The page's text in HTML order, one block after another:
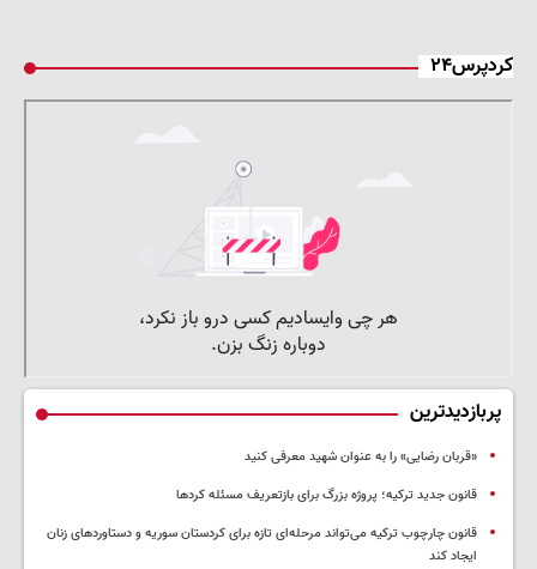
کردپرس۲۴
پربازدیدترین
«قربان رضایی» را به عنوان شهید معرفی کنید
قانون جدید ترکیه؛ پروژه بزرگ‌ برای بازتعریف مسئله کردها
قانون چارچوب ترکیه می‌تواند مرحله‌ای تازه برای کردستان سوریه و دستاوردهای زنان
ایجاد کند